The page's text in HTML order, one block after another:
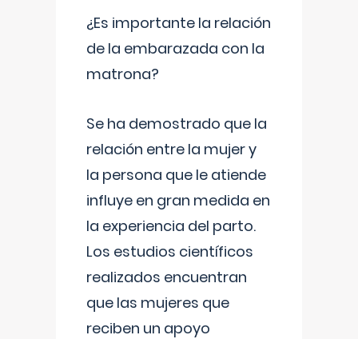
¿Es importante la relación
de la embarazada con la
matrona?
Se ha demostrado que la
relación entre la mujer y
la persona que le atiende
influye en gran medida en
la experiencia del parto.
Los estudios científicos
realizados encuentran
que las mujeres que
reciben un apoyo